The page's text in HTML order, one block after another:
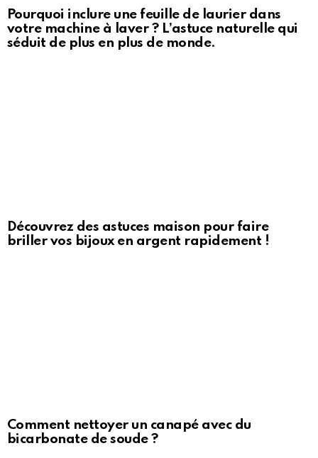
Pourquoi inclure une feuille de laurier dans
votre machine à laver ? L’astuce naturelle qui
séduit de plus en plus de monde.
Découvrez des astuces maison pour faire
briller vos bijoux en argent rapidement !
Comment nettoyer un canapé avec du
bicarbonate de soude ?